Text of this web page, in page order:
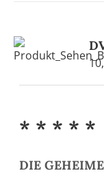
* * * * *
DIE